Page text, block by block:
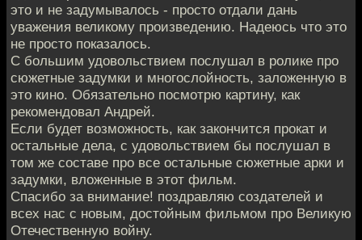
это и не задумывалось - просто отдали дань
уважения великому произведению. Надеюсь что это
не просто показалось.
С большим удовольствием послушал в ролике про
сюжетные задумки и многослойность, заложенную в
это кино. Обязательно посмотрю картину, как
рекомендовал Андрей.
Если будет возможность, как закончится прокат и
остальные дела, с удовольствием бы послушал в
том же составе про все остальные сюжетные арки и
задумки, вложенные в этот фильм.
Спасибо за внимание! поздравляю создателей и
всех нас с новым, достойным фильмом про Великую
Отечественную войну.